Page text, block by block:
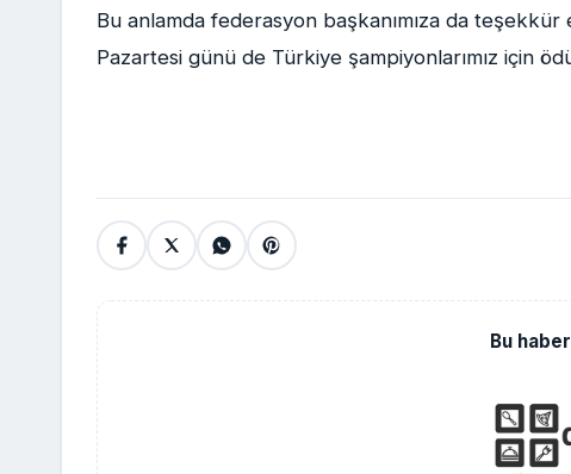
Bu anlamda federasyon başkanımıza da teşekkür
Pazartesi günü de Türkiye şampiyonlarımız için
Bu